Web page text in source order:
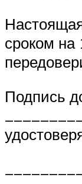
сроком на
Подпись